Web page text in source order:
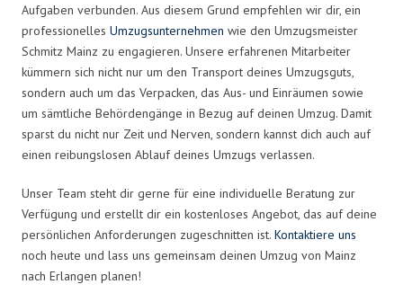
Aufgaben verbunden. Aus diesem Grund empfehlen wir dir, ein
professionelles Umzugsunternehmen wie den Umzugsmeister
Schmitz Mainz zu engagieren. Unsere erfahrenen Mitarbeiter
kümmern sich nicht nur um den Transport deines Umzugsguts,
sondern auch um das Verpacken, das Aus- und Einräumen sowie
um sämtliche Behördengänge in Bezug auf deinen Umzug. Damit
sparst du nicht nur Zeit und Nerven, sondern kannst dich auch auf
einen reibungslosen Ablauf deines Umzugs verlassen.
Unser Team steht dir gerne für eine individuelle Beratung zur
Verfügung und erstellt dir ein kostenloses Angebot, das auf deine
persönlichen Anforderungen zugeschnitten ist. Kontaktiere uns
noch heute und lass uns gemeinsam deinen Umzug von Mainz
nach Erlangen planen!